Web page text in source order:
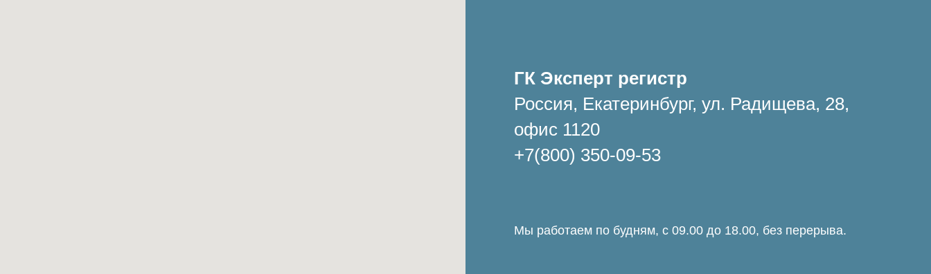
ГК Эксперт регистр
Россия, Екатеринбург, ул. Радищева, 28,
офис 1120
+7(800) 350-09-53
Мы работаем по будням, с 09.00 до 18.00, без перерыва.